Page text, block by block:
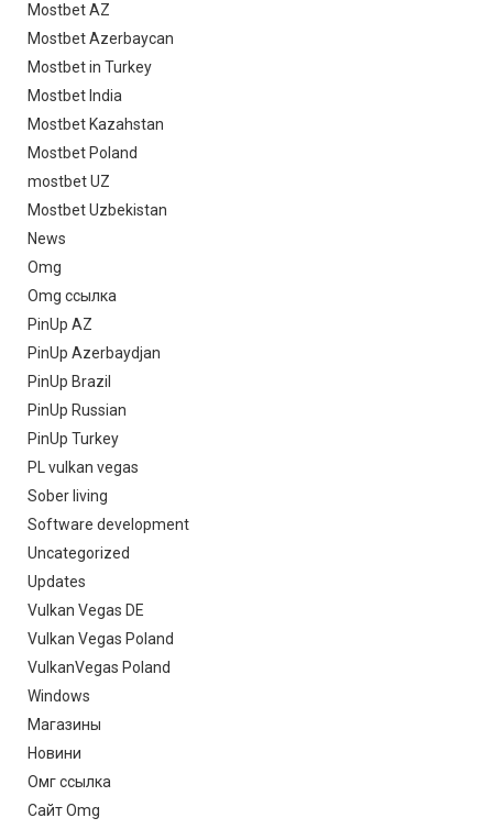
Mostbet AZ
Mostbet Azerbaycan
Mostbet in Turkey
Mostbet India
Mostbet Kazahstan
Mostbet Poland
mostbet UZ
Mostbet Uzbekistan
News
Omg
Omg ссылка
PinUp AZ
PinUp Azerbaydjan
PinUp Brazil
PinUp Russian
PinUp Turkey
PL vulkan vegas
Sober living
Software development
Uncategorized
Updates
Vulkan Vegas DE
Vulkan Vegas Poland
VulkanVegas Poland
Windows
Магазины
Новини
Омг ссылка
Сайт Omg